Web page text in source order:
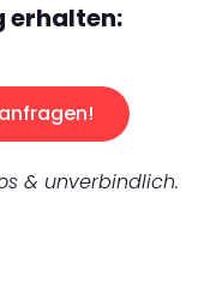
erhalten:
& unverbindlich.